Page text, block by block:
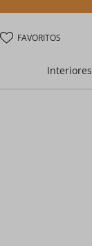
FAVORITOS
Interiores